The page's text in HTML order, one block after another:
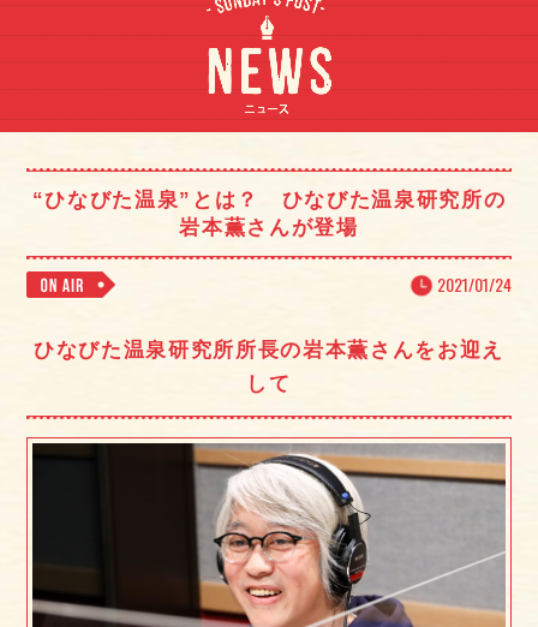
“ひなびた温泉”とは？ ひなびた温泉研究所の
岩本薫さんが登場
2021/01/24
ひなびた温泉研究所所長の岩本薫さんをお迎え
して